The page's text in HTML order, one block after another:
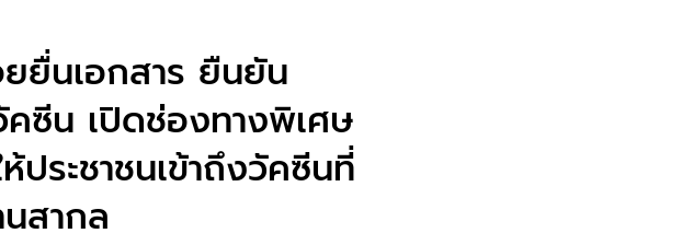
ยื่นเอกสาร ยืนยัน
ซีน เปิดช่องทางพิเศษ
ประชาชนเข้าถึงวัคซีนที่
สากล